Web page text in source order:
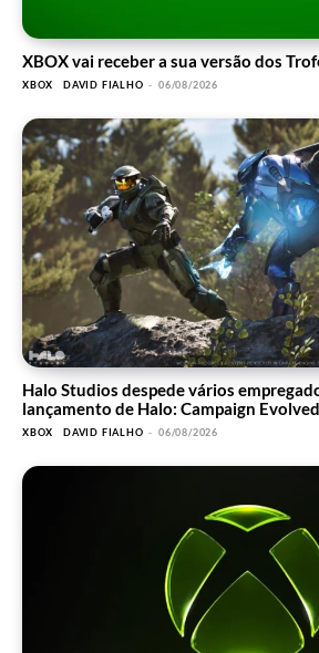
XBOX vai receber a sua versão dos
XBOX DAVID FIALHO - 06/08/2026
Halo Studios despede vários
lançamento de Halo: Campaign Evolved
XBOX DAVID FIALHO - 06/08/2026